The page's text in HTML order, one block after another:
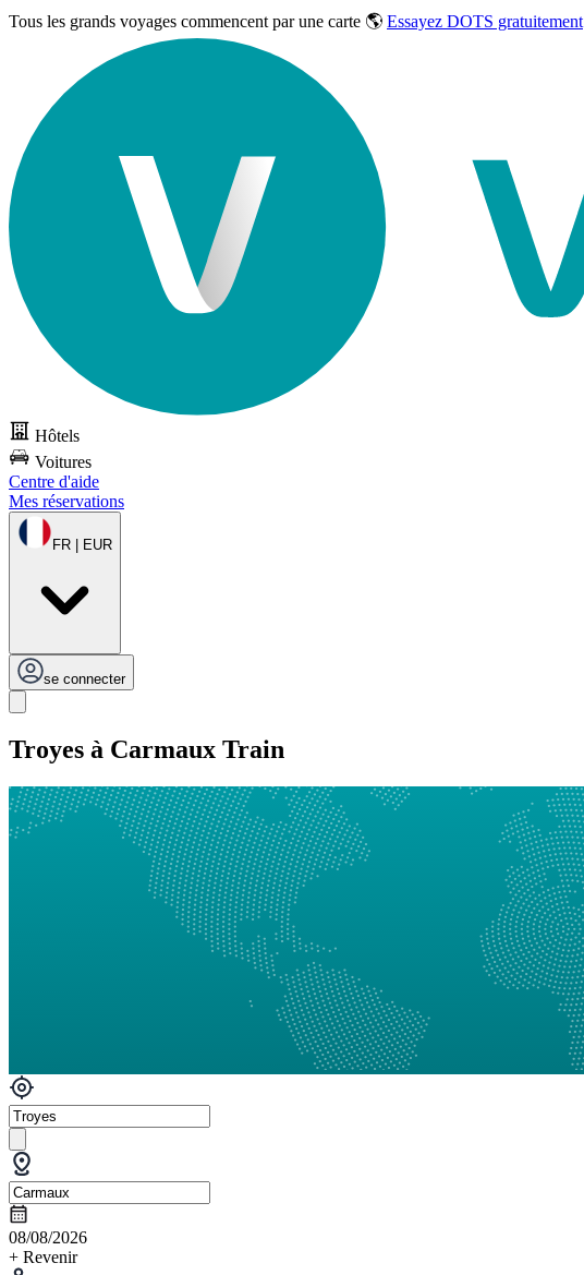
Tous les grands voyages commencent par une carte 🌎 Essayez DOTS gratuitement
Hôtels
Voitures
Centre d'aide
Mes réservations
FR | EUR
se connecter
Troyes à Carmaux Train
08/08/2026
+ Revenir